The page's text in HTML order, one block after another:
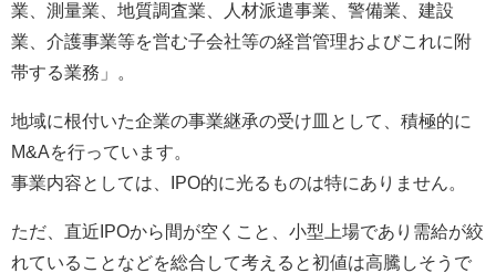
業、測量業、地質調査業、人材派遣事業、警備業、建設
業、介護事業等を営む子会社等の経営管理およびこれに附
帯する業務」。
地域に根付いた企業の事業継承の受け皿として、積極的に
M&Aを行っています。
事業内容としては、IPO的に光るものは特にありません。
ただ、直近IPOから間が空くこと、小型上場であり需給が絞
れていることなどを総合して考えると初値は高騰しそうで